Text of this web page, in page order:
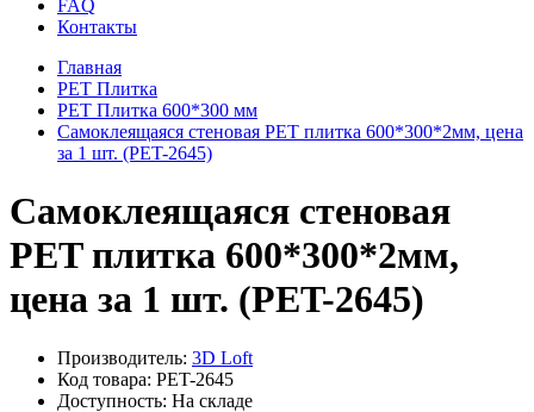
FAQ
Контакты
Главная
PET Плитка
PET Плитка 600*300 мм
Самоклеящаяся стеновая PET плитка 600*300*2мм, цена
за 1 шт. (PET-2645)
Самоклеящаяся стеновая
PET плитка 600*300*2мм,
цена за 1 шт. (PET-2645)
Производитель: 3D Loft
Код товара: PET-2645
Доступность: На складе